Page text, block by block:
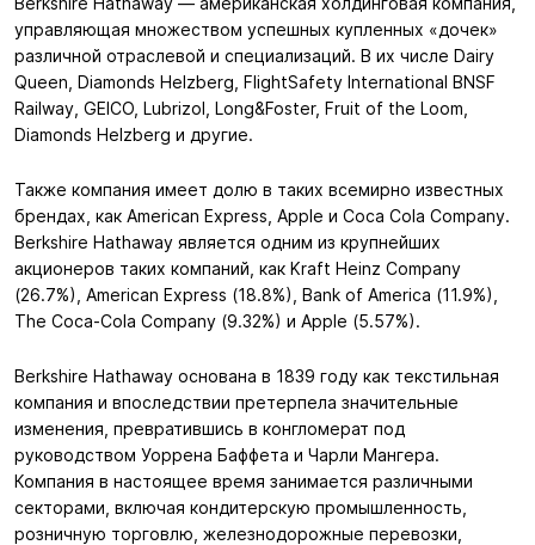
управляющая множеством успешных купленных «дочек»
различной отраслевой и специализаций. В их числе Dairy
Queen, Diamonds Helzberg, FlightSafety International BNSF
Railway, GEICO, Lubrizol, Long&Foster, Fruit of the Loom,
Diamonds Helzberg и другие.
Также компания имеет долю в таких всемирно известных
брендах, как American Express, Apple и Coca Cola Company.
Berkshire Hathaway является одним из крупнейших
акционеров таких компаний, как Kraft Heinz Company
(26.7%), American Express (18.8%), Bank of America (11.9%),
The Coca-Cola Company (9.32%) и Apple (5.57%).
Berkshire Hathaway основана в 1839 году как текстильная
компания и впоследствии претерпела значительные
изменения, превратившись в конгломерат под
руководством Уоррена Баффета и Чарли Мангера.
Компания в настоящее время занимается различными
секторами, включая кондитерскую промышленность,
розничную торговлю, железнодорожные перевозки,